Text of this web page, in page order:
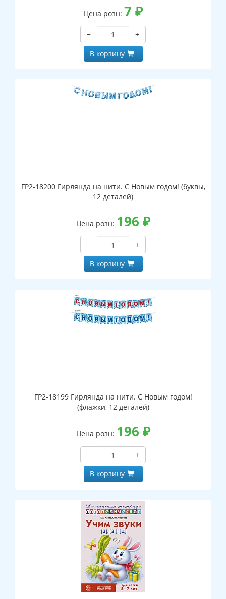
Цена розн: 7 ₽
−
+
В корзину
ГР2-18200 Гирлянда на нити. С Новым годом! (буквы,
12 деталей)
Цена розн: 196 ₽
−
+
В корзину
ГР2-18199 Гирлянда на нити. С Новым годом!
(флажки, 12 деталей)
Цена розн: 196 ₽
−
+
В корзину